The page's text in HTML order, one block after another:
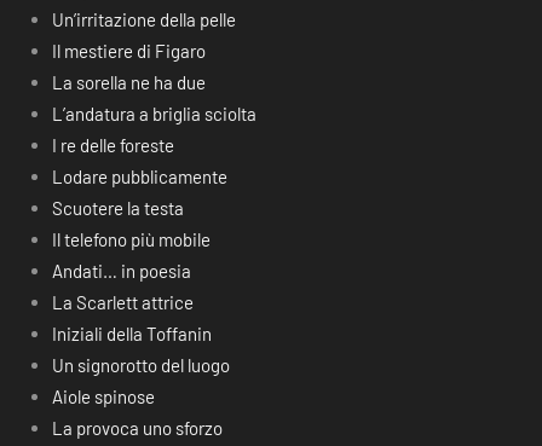
Un’irritazione della pelle
Il mestiere di Figaro
La sorella ne ha due
L’andatura a briglia sciolta
I re delle foreste
Lodare pubblicamente
Scuotere la testa
Il telefono più mobile
Andati… in poesia
La Scarlett attrice
Iniziali della Toffanin
Un signorotto del luogo
Aiole spinose
La provoca uno sforzo